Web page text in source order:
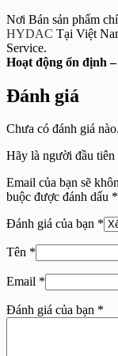
Nơi Bán sản phẩm
HYDAC Tại Việt
Service.
Hoạt động ổn định
Đánh giá
Chưa có đánh giá nào.
Hãy là người đầu
Email của bạn sẽ
buộc được đánh dấu *
Đánh giá của bạn *
Tên *
Email *
Đánh giá của bạn *